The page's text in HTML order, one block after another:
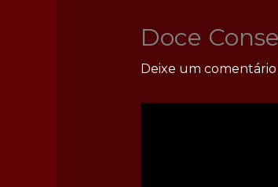
Doce
Deixe um comentário